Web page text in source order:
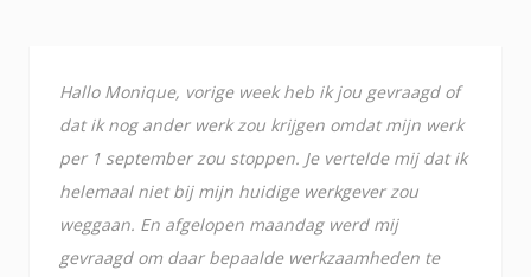
Hallo Monique, vorige week heb ik jou gevraagd of
dat ik nog ander werk zou krijgen omdat mijn werk
per 1 september zou stoppen. Je vertelde mij dat ik
helemaal niet bij mijn huidige werkgever zou
weggaan. En afgelopen maandag werd mij
gevraagd om daar bepaalde werkzaamheden te